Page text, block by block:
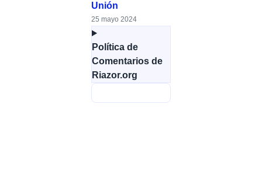
Unión
25 mayo 2024
Política de
Comentarios de
Riazor.org